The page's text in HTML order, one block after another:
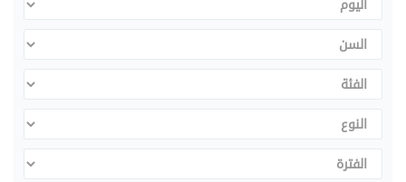
السن
الفئة
النوع
الفترة